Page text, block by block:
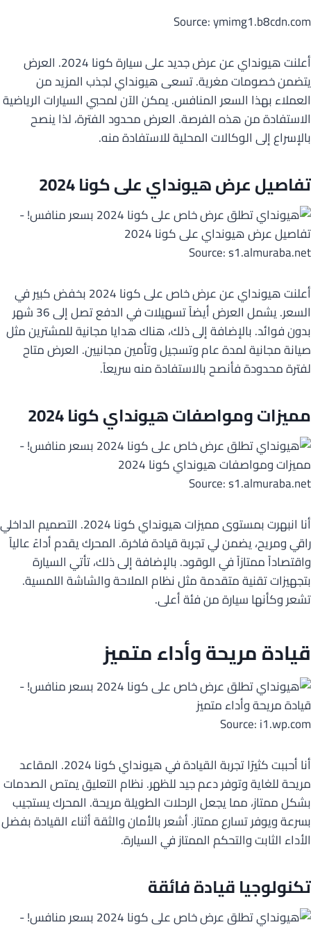
Source: ymimg1.b8cdn.com
أعلنت هيونداي عن عرض جديد على سيارة كونا 2024. العرض
يتضمن خصومات مغرية. تسعى هيونداي لجذب المزيد من
العملاء بهذا السعر المنافس. يمكن الآن لمحبي السيارات الرياضية
الاستفادة من هذه الفرصة. العرض محدود الفترة، لذا ينصح
بالإسراع إلى الوكالات المحلية للاستفادة منه.
تفاصيل عرض هيونداي على كونا 2024
Source: s1.almuraba.net
أعلنت هيونداي عن عرض خاص على كونا 2024 بخفض كبير في
السعر. يشمل العرض أيضاً تسهيلات في الدفع تصل إلى 36 شهر
بدون فوائد. بالإضافة إلى ذلك، هناك هدايا مجانية للمشترين مثل
صيانة مجانية لمدة عام وتسجيل وتأمين مجانيين. العرض متاح
لفترة محدودة فأنصح بالاستفادة منه سريعاً.
مميزات ومواصفات هيونداي كونا 2024
Source: s1.almuraba.net
أنا انبهرت بمستوى مميزات هيونداي كونا 2024. التصميم الداخلي
راقي ومريح، يضمن لي تجربة قيادة فاخرة. المحرك يقدم أداءً عالياً
واقتصاداً ممتازاً في الوقود. بالإضافة إلى ذلك، تأتي السيارة
بتجهيزات تقنية متقدمة مثل نظام الملاحة والشاشة اللمسية.
تشعر وكأنها سيارة من فئة أعلى.
قيادة مريحة وأداء متميز
Source: i1.wp.com
أنا أحببت كثيرًا تجربة القيادة في هيونداي كونا 2024. المقاعد
مريحة للغاية وتوفر دعم جيد للظهر. نظام التعليق يمتص الصدمات
بشكل ممتاز، مما يجعل الرحلات الطويلة مريحة. المحرك يستجيب
بسرعة ويوفر تسارع ممتاز. أشعر بالأمان والثقة أثناء القيادة بفضل
الأداء الثابت والتحكم الممتاز في السيارة.
تكنولوجيا قيادة فائقة